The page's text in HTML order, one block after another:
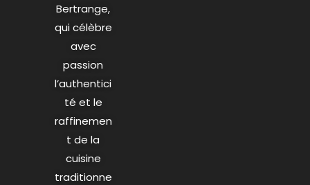
Bertrange,
qui célèbre
avec
passion
l’authentici
té et le
raffinemen
t de la
cuisine
traditionne